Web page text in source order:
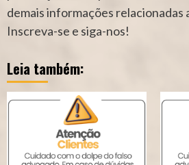
demais informações relacionadas
Inscreva-se e siga-nos!
Leia também: